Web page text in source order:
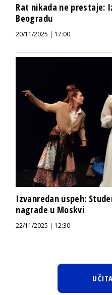
Rat nikada ne prestaje:
Beogradu
20/11/2025 | 17:00
Izvanredan uspeh:
nagrade u Moskvi
22/11/2025 | 12:30